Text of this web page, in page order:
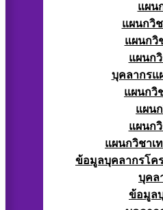
แผน
แผนกวิ
แผนกวิ
แผนก
บุคลากรแ
แผนกวิ
แผน
แผนก
แผนกวิชาเ
ข้อมูลบุคลากรโค
บุคล
ข้อมูล